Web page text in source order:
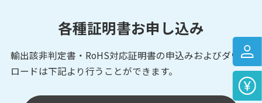
各種証明書お申し込み
輸出該非判定書・RoHS対応証明書の申込みおよびダウン
ロードは下記より行うことができます。